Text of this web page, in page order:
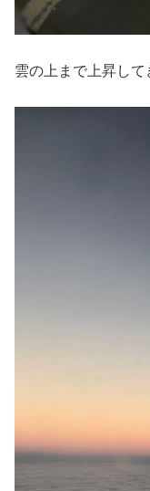
雲の上まで上昇して